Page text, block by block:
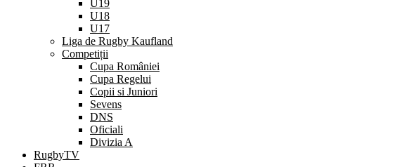
U19
U18
U17
Liga de Rugby Kaufland
Competiții
Cupa României
Cupa Regelui
Copii si Juniori
Sevens
DNS
Oficiali
Divizia A
RugbyTV